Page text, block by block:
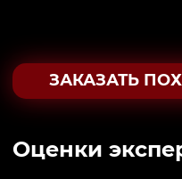
ЗАКАЗАТЬ
Oценки